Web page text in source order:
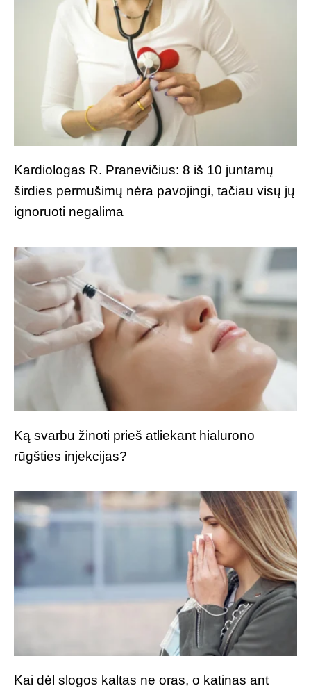
Kardiologas R. Pranevičius: 8 iš 10 juntamų
širdies permušimų nėra pavojingi, tačiau visų jų
ignoruoti negalima
Ką svarbu žinoti prieš atliekant hialurono
rūgšties injekcijas?
Kai dėl slogos kaltas ne oras, o katinas ant